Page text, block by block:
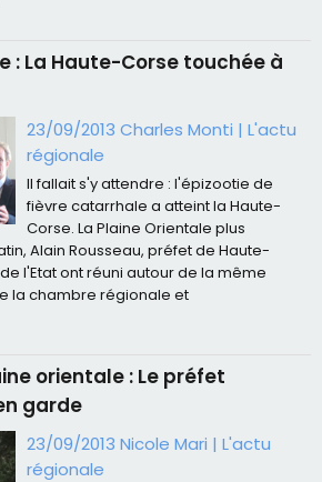
: La Haute-Corse touchée à
23/09/2013Charles Monti |L'actu
régionale
Il fallait s'y attendre : l'épizootie de
fièvre catarrhale a atteint la Haute-
Corse. La Plaine Orientale plus
Alain Rousseau, préfet de Haute-
l'Etat ont réuni autour de la même
la chambre régionale et
orientale : Le préfet
garde
23/09/2013 Nicole Mari |L'actu
régionale